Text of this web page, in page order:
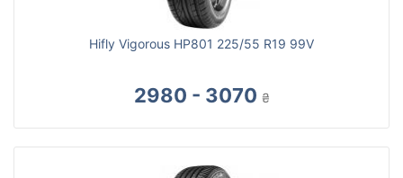
Hifly Vigorous HP801 225/55 R19 99V
2980 - 3070 ₴